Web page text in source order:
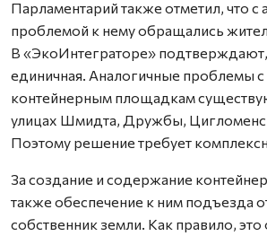
Парламентарий также отметил, что с
проблемой к нему обращались
В «ЭкоИнтеграторе» подтверждают,
единичная. Аналогичные проблемы
контейнерным площадкам
улицах Шмидта, Дружбы,
Поэтому решение требует
За создание и содержание
также обеспечение к ним подъезда
собственник земли. Как правило,